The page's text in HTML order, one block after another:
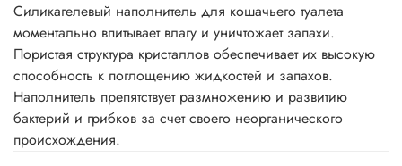
Cиликагелевый наполнитель для кошачьего туалета
моментально впитывает влагу и уничтожает запахи.
Пористая структура кристаллов обеспечивает их высокую
способность к поглощению жидкостей и запахов.
Наполнитель препятствует размножению и развитию
бактерий и грибков за счет своего неорганического
происхождения.